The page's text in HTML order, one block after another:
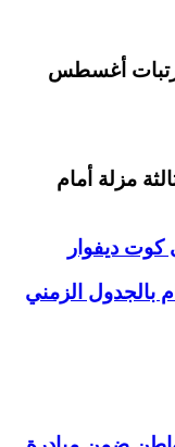
أغسطس
مزلة أمام
ديفوار
بالجدول الزمني